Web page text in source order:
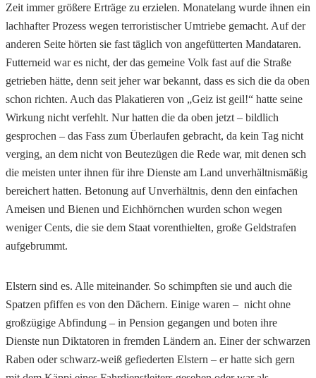
Zeit immer größere Erträge zu erzielen. Monatelang wurde ihnen ein
lachhafter Prozess wegen terroristischer Umtriebe gemacht. Auf der
anderen Seite hörten sie fast täglich von angefütterten Mandataren.
Futterneid war es nicht, der das gemeine Volk fast auf die Straße
getrieben hätte, denn seit jeher war bekannt, dass es sich die da oben
schon richten. Auch das Plakatieren von „Geiz ist geil!“ hatte seine
Wirkung nicht verfehlt. Nur hatten die da oben jetzt – bildlich
gesprochen – das Fass zum Überlaufen gebracht, da kein Tag nicht
verging, an dem nicht von Beutezügen die Rede war, mit denen sch
die meisten unter ihnen für ihre Dienste am Land unverhältnismäßig
bereichert hatten. Betonung auf Unverhältnis, denn den einfachen
Ameisen und Bienen und Eichhörnchen wurden schon wegen
weniger Cents, die sie dem Staat vorenthielten, große Geldstrafen
aufgebrummt.
Elstern sind es. Alle miteinander. So schimpften sie und auch die
Spatzen pfiffen es von den Dächern. Einige waren – nicht ohne
großzügige Abfindung – in Pension gegangen und boten ihre
Dienste nun Diktatoren in fremden Ländern an. Einer der schwarzen
Raben oder schwarz-weiß gefiederten Elstern – er hatte sich gern